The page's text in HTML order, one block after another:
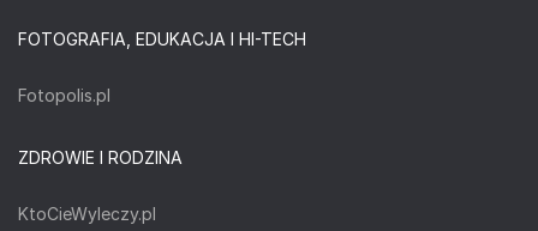
FOTOGRAFIA, EDUKACJA I HI-TECH
Fotopolis.pl
ZDROWIE I RODZINA
KtoCieWyleczy.pl